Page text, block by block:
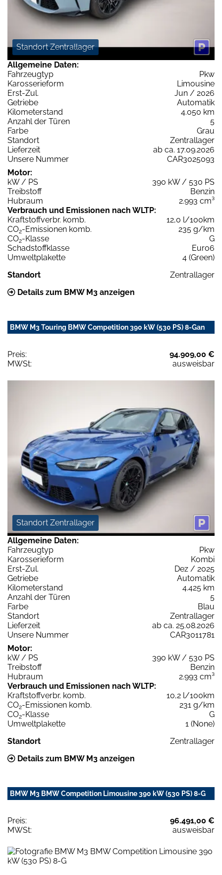
Standort Zentrallager
Allgemeine Daten:
Fahrzeugtyp
Pkw
Karosserieform
Limousine
Erst-Zul.
Jun / 2026
Getriebe
Automatik
Kilometerstand
4.050 km
Anzahl der Türen
5
Farbe
Grau
Standort
Zentrallager
Lieferzeit
ab ca. 17.09.2026
Unsere Nummer
CAR3025093
Motor:
kW / PS
390 kW / 530 PS
Treibstoff
Benzin
Hubraum
2.993 cm³
Verbrauch und Emissionen nach WLTP:
Kraftstoffverbr. komb.
12,0 l/100km
CO2-Emissionen komb.
235 g/km
CO2-Klasse
G
Schadstoffklasse
Euro6
Umweltplakette
4 (Green)
Standort
Zentrallager
Details zum BMW M3 anzeigen
BMW M3 Touring BMW Competition 390 kW (530 PS) 8-Gan
Preis:
94.909,00 €
MWSt:
ausweisbar
Standort Zentrallager
Allgemeine Daten:
Fahrzeugtyp
Pkw
Karosserieform
Kombi
Erst-Zul.
Dez / 2025
Getriebe
Automatik
Kilometerstand
4.425 km
Anzahl der Türen
5
Farbe
Blau
Standort
Zentrallager
Lieferzeit
ab ca. 25.08.2026
Unsere Nummer
CAR3011781
Motor:
kW / PS
390 kW / 530 PS
Treibstoff
Benzin
Hubraum
2.993 cm³
Verbrauch und Emissionen nach WLTP:
Kraftstoffverbr. komb.
10,2 l/100km
CO2-Emissionen komb.
231 g/km
CO2-Klasse
G
Umweltplakette
1 (None)
Standort
Zentrallager
Details zum BMW M3 anzeigen
BMW M3 BMW Competition Limousine 390 kW (530 PS) 8-G
Preis:
96.491,00 €
MWSt:
ausweisbar